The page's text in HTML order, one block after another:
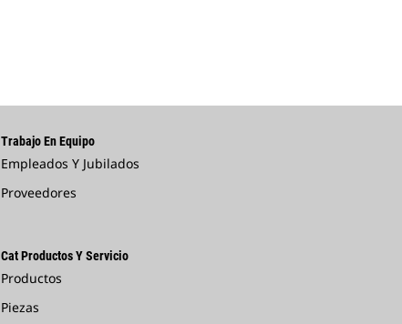
Trabajo En Equipo
Empleados Y Jubilados
Proveedores
Cat Productos Y Servicio
Productos
Piezas